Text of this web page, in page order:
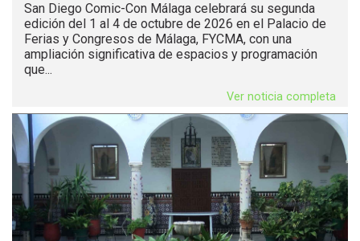
San Diego Comic-Con Málaga celebrará su segunda
edición del 1 al 4 de octubre de 2026 en el Palacio de
Ferias y Congresos de Málaga, FYCMA, con una
ampliación significativa de espacios y programación
que...
Ver noticia completa